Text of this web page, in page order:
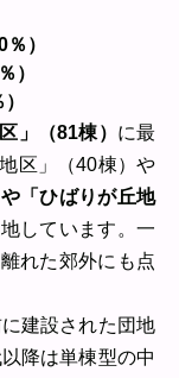
）
）
」（81棟） に最
区」（40棟）や
「ひばりが丘地
しています。一
れた郊外にも点
建設された団地
降は単棟型の中